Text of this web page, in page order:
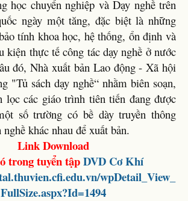
học chuyển nghiệp và Dạy nghề trên
ngày một tăng, đặc biệt là những
tính khoa học, hệ thống, ổn định và
kiện thực tế công tác dạy nghề ở nước
đó, Nhà xuất bản Lao động - Xã hội
"Tủ sách dạy nghề“ nhằm biên soạn,
lọc các giáo trình tiên tiến đang được
số trường có bề dày truyền thông
khác nhau để xuất bản.
Link Download
trong tuyển tậpDVD Cơ Khí
wpDetail_View_
FullSize.aspx?Id=1494